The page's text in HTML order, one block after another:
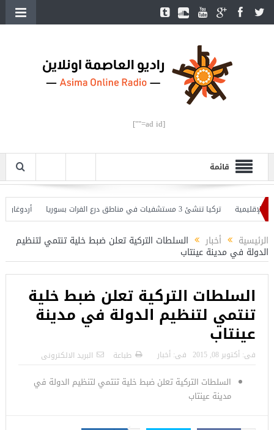
[ad id=""]
قائمة
تركيا تنشئ 3 مستشفيات في مناطق درع الفرات بسوريا
أردوغان
الرئيسية أخبار السلطات التركية تعلن ضبط خلية تنتمي لتنظيم
الدولة في مدينة عينتاب
السلطات التركية تعلن ضبط خلية
تنتمي لتنظيم الدولة في مدينة
عينتاب
فى: أكتوبر 08, 2015 فى: أخبار طباعة البريد الالكترونى
السلطات التركية تعلن ضبط خلية تنتمي لتنظيم الدولة في
مدينة عينتاب